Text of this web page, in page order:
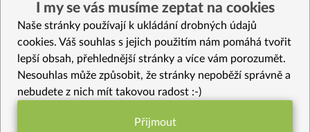
Krémová zeleninová polévka s koprem a vločkami
Celozrnná rýže basmati se zeleninou
Vybrané recepty
Těstoviny bucatini s mrkví
I my se vás musíme zeptat na cookies
Naše stránky používají k ukládání drobných údajů
cookies. Váš souhlas s jejich použitím nám pomáhá tvořit
lepší obsah, přehlednější stránky a více vám porozumět.
Nesouhlas může způsobit, že stránky nepoběží správně a
nebudete z nich mít takovou radost :-)
Přijmout